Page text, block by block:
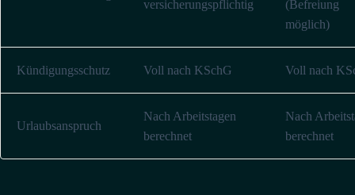
versicherungspflichtig
(Befreiung
möglich)
Kündigungsschutz Voll nach KSchG Voll nach
Urlaubsanspruch
Nach Arbeitstagen
berechnet
Nach
berechnet